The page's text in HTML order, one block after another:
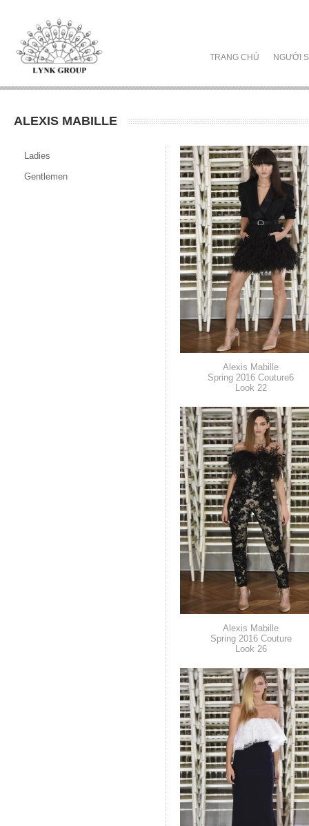
TRANG CHỦ NGƯỜI
ALEXIS MABILLE
Ladies
Gentlemen
Alexis Mabille
Spring 2016 Couture6
Look 22
Alexis Mabille
Spring 2016 Couture
Look 26